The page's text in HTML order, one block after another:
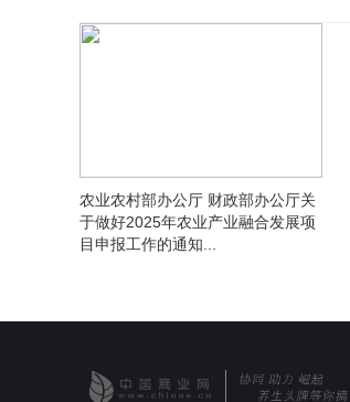
农业农村部办公厅 财政部办公厅关
于做好2025年农业产业融合发展项
目申报工作的通知...